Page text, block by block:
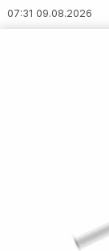
07:31 09.08.2026